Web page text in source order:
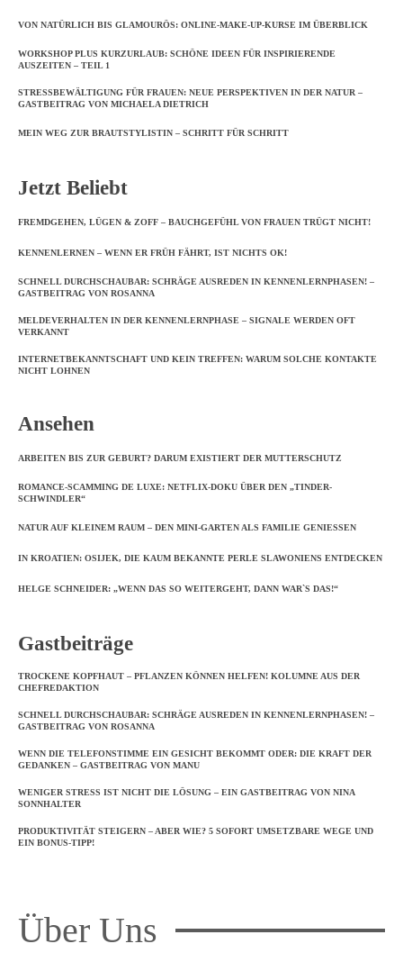
VON NATÜRLICH BIS GLAMOURÖS: ONLINE-MAKE-UP-KURSE IM ÜBERBLICK
WORKSHOP PLUS KURZURLAUB: SCHÖNE IDEEN FÜR INSPIRIERENDE
AUSZEITEN – TEIL 1
STRESSBEWÄLTIGUNG FÜR FRAUEN: NEUE PERSPEKTIVEN IN DER NATUR –
GASTBEITRAG VON MICHAELA DIETRICH
MEIN WEG ZUR BRAUTSTYLISTIN – SCHRITT FÜR SCHRITT
Jetzt Beliebt
FREMDGEHEN, LÜGEN & ZOFF – BAUCHGEFÜHL VON FRAUEN TRÜGT NICHT!
KENNENLERNEN – WENN ER FRÜH FÄHRT, IST NICHTS OK!
SCHNELL DURCHSCHAUBAR: SCHRÄGE AUSREDEN IN KENNENLERNPHASEN! –
GASTBEITRAG VON ROSANNA
MELDEVERHALTEN IN DER KENNENLERNPHASE – SIGNALE WERDEN OFT
VERKANNT
INTERNETBEKANNTSCHAFT UND KEIN TREFFEN: WARUM SOLCHE KONTAKTE
NICHT LOHNEN
Ansehen
ARBEITEN BIS ZUR GEBURT? DARUM EXISTIERT DER MUTTERSCHUTZ
ROMANCE-SCAMMING DE LUXE: NETFLIX-DOKU ÜBER DEN „TINDER-
SCHWINDLER“
NATUR AUF KLEINEM RAUM – DEN MINI-GARTEN ALS FAMILIE GENIESSEN
IN KROATIEN: OSIJEK, DIE KAUM BEKANNTE PERLE SLAWONIENS ENTDECKEN
HELGE SCHNEIDER: „WENN DAS SO WEITERGEHT, DANN WAR`S DAS!“
Gastbeiträge
TROCKENE KOPFHAUT – PFLANZEN KÖNNEN HELFEN! KOLUMNE AUS DER
CHEFREDAKTION
SCHNELL DURCHSCHAUBAR: SCHRÄGE AUSREDEN IN KENNENLERNPHASEN! –
GASTBEITRAG VON ROSANNA
WENN DIE TELEFONSTIMME EIN GESICHT BEKOMMT ODER: DIE KRAFT DER
GEDANKEN – GASTBEITRAG VON MANU
WENIGER STRESS IST NICHT DIE LÖSUNG – EIN GASTBEITRAG VON NINA
SONNHALTER
PRODUKTIVITÄT STEIGERN – ABER WIE? 5 SOFORT UMSETZBARE WEGE UND
EIN BONUS-TIPP!
Über Uns